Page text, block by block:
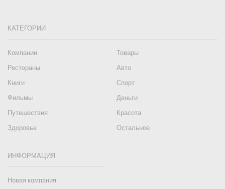
КАТЕГОРИИ
Компании
Товары
Рестораны
Авто
Книги
Спорт
Фильмы
Деньги
Путешествия
Красота
Здоровье
Остальное
ИНФОРМАЦИЯ
Новая компания